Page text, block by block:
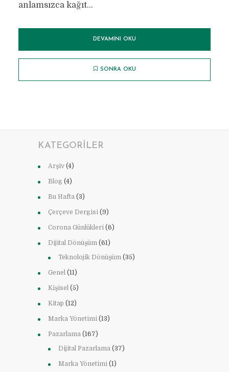
anlamsızca kağıt...
DEVAMINI OKU
SONRA OKU
KATEGORILER
Arşiv (4)
Blog (4)
Bu Hafta (3)
Çerçeve Dergisi (9)
Corona Günlükleri (6)
Dijital Dönüşüm (61)
Teknolojik Dönüşüm (35)
Genel (11)
Kişisel (5)
Kitap (12)
Marka Yönetimi (13)
Pazarlama (167)
Dijital Pazarlama (37)
Marka Yönetimi (1)